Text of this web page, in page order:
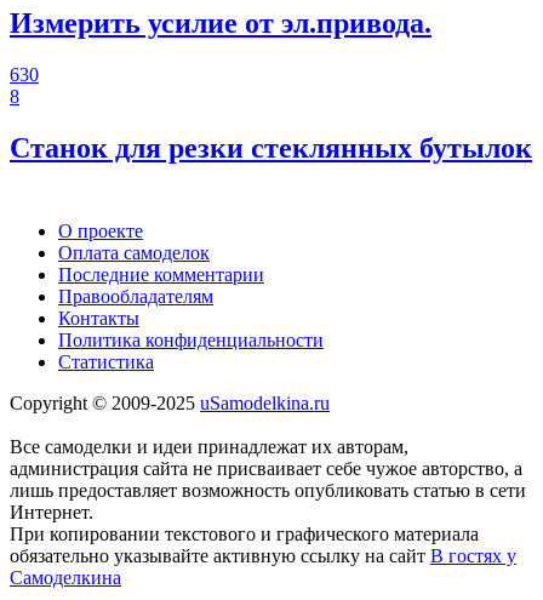
Измерить усилие от эл.привода.
630
8
Станок для резки стеклянных бутылок
О проекте
Оплата самоделок
Последние комментарии
Правообладателям
Контакты
Политика конфиденциальности
Статистика
Copyright © 2009-2025 uSamodelkina.ru
Все самоделки и идеи принадлежат их авторам,
администрация сайта не присваивает себе чужое авторство, а
лишь предоставляет возможность опубликовать статью в сети
Интернет.
При копировании текстового и графического материала
обязательно указывайте активную ссылку на сайт В гостях у
Самоделкина